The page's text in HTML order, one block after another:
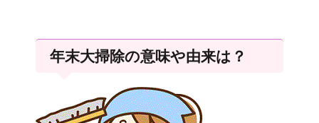
年末大掃除の意味や由来は？